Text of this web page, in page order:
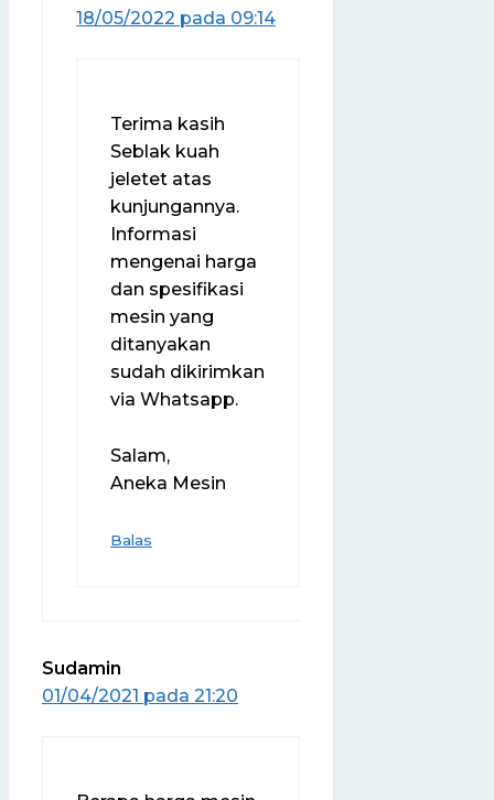
18/05/2022 pada 09:14
Terima kasih
Seblak kuah
jeletet atas
kunjungannya.
Informasi
mengenai harga
dan spesifikasi
mesin yang
ditanyakan
sudah dikirimkan
via Whatsapp.
Salam,
Aneka Mesin
Balas
Sudamin
01/04/2021 pada 21:20